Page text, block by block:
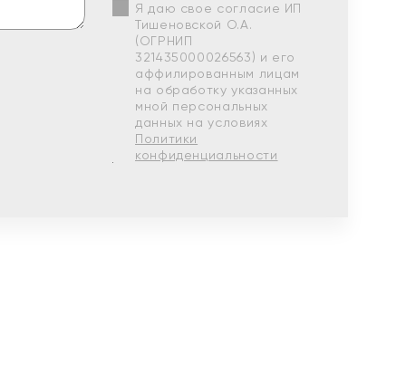
Я даю свое согласие ИП
Тишеновской О.А.
(ОГРНИП
321435000026563) и его
аффилированным лицам
на обработку указанных
мной персональных
данных на условиях
Политики
конфиденциальности